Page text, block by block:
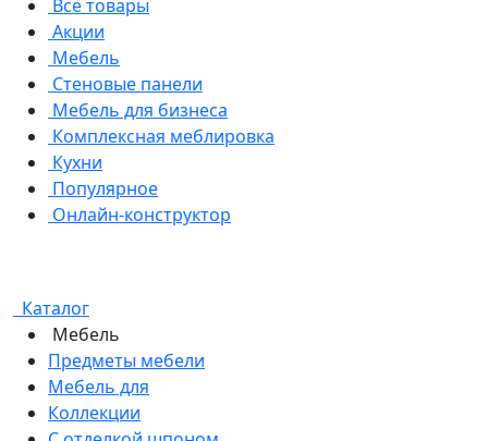
Все товары
Акции
Мебель
Стеновые панели
Мебель для бизнеса
Комплексная меблировка
Кухни
Популярное
Онлайн-конструктор
Каталог
Мебель
Предметы мебели
Мебель для
Коллекции